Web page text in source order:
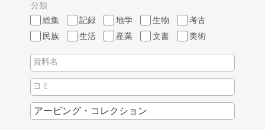
分類
総集
記録 地学 生物
考古
民族
生活 産業 文書 美術
資料名
ヨミ